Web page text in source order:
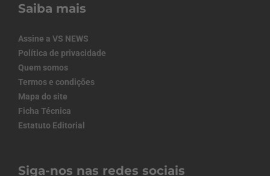
Saiba mais
Assine a VS NEWS
Política de privacidade
Quem somos
Termos e condições
Mapa do site
Ficha Técnica
Estatuto Editorial
Siga-nos nas redes sociais